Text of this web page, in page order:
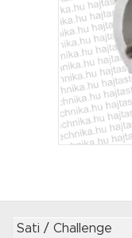
Sati / Challenge